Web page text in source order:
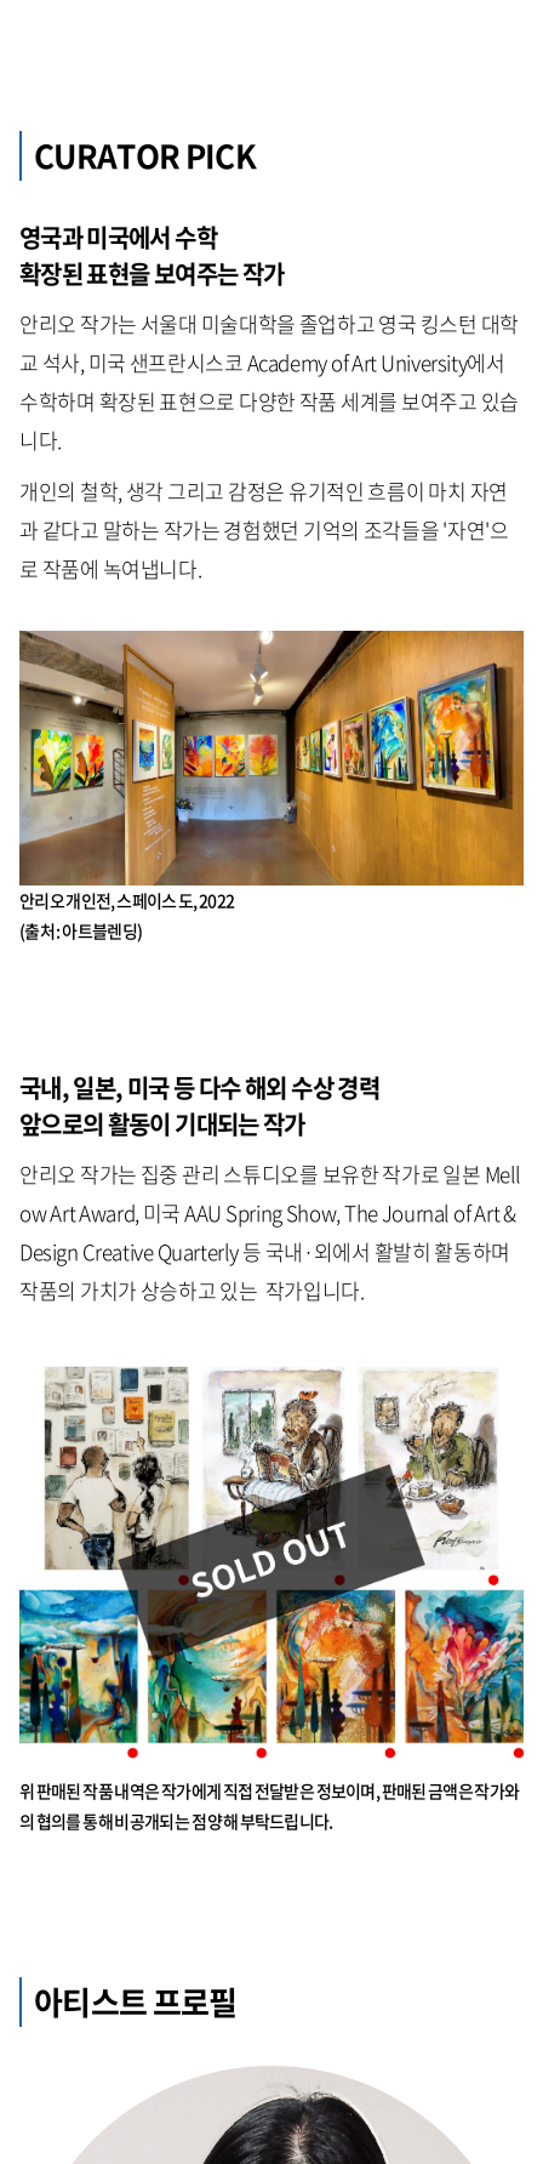
CURATOR PICK
영국과 미국에서 수학
확장된 표현을 보여주는 작가
안리오 작가는 서울대 미술대학을 졸업하고 영국 킹스턴 대학
교 석사, 미국 샌프란시스코 Academy of Art University에서
수학하며 확장된 표현으로 다양한 작품 세계를 보여주고 있습
니다.
개인의 철학, 생각 그리고 감정은 유기적인 흐름이 마치 자연
과 같다고 말하는 작가는 경험했던 기억의 조각들을 '자연'으
로 작품에 녹여냅니다.
안리오 개인전, 스페이스 도, 2022
(출처 : 아트블렌딩)
국내,일본,미국 등 다수 해외 수상 경력
앞으로의 활동이 기대되는 작가
안리오 작가는 집중 관리 스튜디오를 보유한 작가로 일본 Mell
ow Art Award, 미국 AAU Spring Show, The Journal of Art &
Design Creative Quarterly 등 국내·외에서 활발히 활동하며
작품의 가치가 상승하고 있는 작가입니다.
위 판매된 작품 내역은 작가에게 직접 전달받은 정보이며, 판매된 금액은 작가와
의 협의를 통해 비공개되는 점 양해 부탁드립니다.
아티스트 프로필